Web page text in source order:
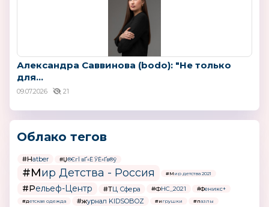
Александра Саввинова (bodo): "Не только
для...
09.07.2026 21
Облако тегов
#Hatber #Џ®ЄгЇ вҐ«Ё ЎЁ«Ґв®ў
#Мир Детства - Россия #Мир детства 2021
#Рельеф-Центр #ТЦ Сфера #ФНС_2021 #Феникс+
#детская одежда #журнал KIDSOBOZ #игрушки #пазлы